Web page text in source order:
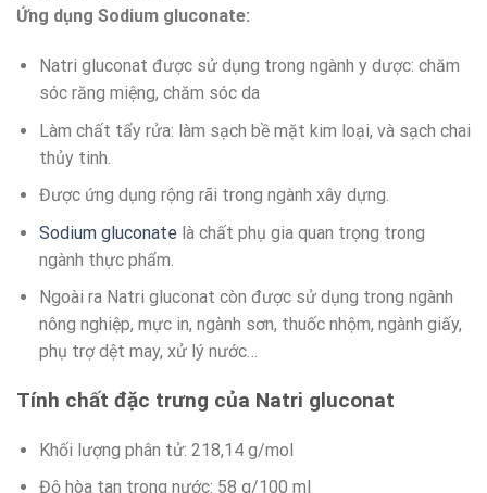
Ứng dụng Sodium gluconate:
Natri gluconat được sử dụng trong ngành y dược: chăm
sóc răng miệng, chăm sóc da
Làm chất tẩy rửa: làm sạch bề mặt kim loại, và sạch chai
thủy tinh.
Được ứng dụng rộng rãi trong ngành xây dựng.
Sodium gluconatelà chất phụ gia quan trọng trong
ngành thực phẩm.
Ngoài ra Natri gluconat còn được sử dụng trong ngành
nông nghiệp, mực in, ngành sơn, thuốc nhộm, ngành giấy,
phụ trợ dệt may, xử lý nước…
Tính chất đặc trưng của Natri gluconat
Khối lượng phân tử: 218,14 g/mol
Độ hòa tan trong nước: 58 g/100 ml